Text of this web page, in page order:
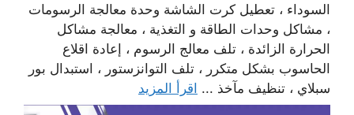
السوداء ، تعطيل كرت الشاشة وحدة معالجة الرسومات
، مشاكل وحدات الطاقة و التغذية ، معالجة مشاكل
الحرارة الزائدة ، تلف معالج الرسوم ، إعادة اقلاع
الحاسوب بشكل متكرر ، تلف التوانزستور ، استبدال بور
سبلاي ، تنظيف مآخذ ... اقرأ المزيد